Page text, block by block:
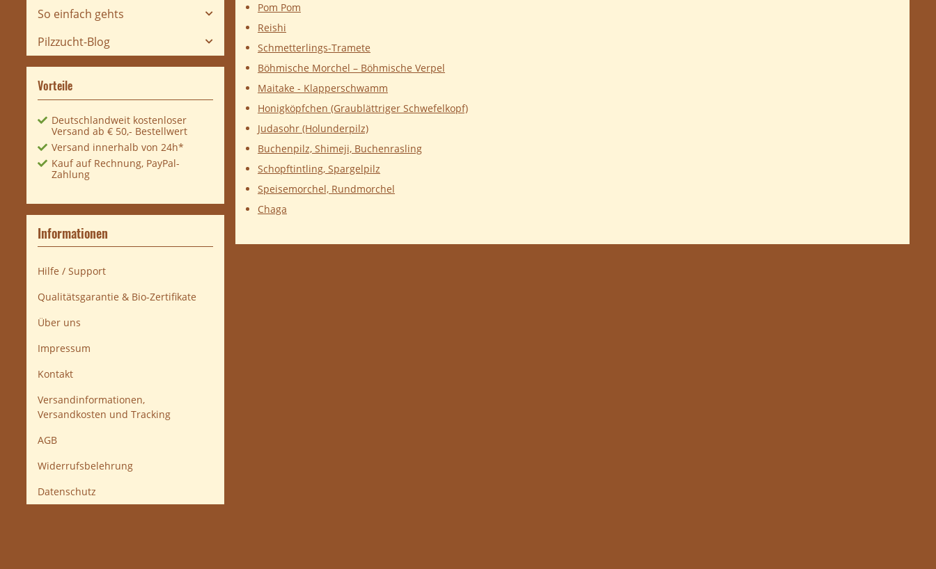
Pom Pom
Reishi
Schmetterlings-Tramete
Böhmische Morchel – Böhmische Verpel
Maitake - Klapperschwamm
Honigköpfchen (Graublättriger Schwefelkopf)
Judasohr (Holunderpilz)
Buchenpilz, Shimeji, Buchenrasling
Schopftintling, Spargelpilz
Speisemorchel, Rundmorchel
Chaga
So einfach gehts
Pilzzucht-Blog
Vorteile
Deutschlandweit kostenloser
Versand ab € 50,- Bestellwert
Versand innerhalb von 24h*
Kauf auf Rechnung, PayPal-
Zahlung
Informationen
Hilfe / Support
Qualitätsgarantie & Bio-Zertifikate
Über uns
Impressum
Kontakt
Versandinformationen,
Versandkosten und Tracking
AGB
Widerrufsbelehrung
Datenschutz